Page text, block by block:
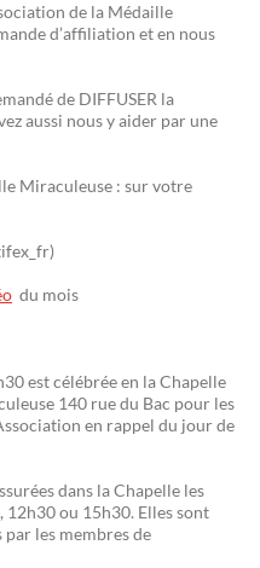
de la Médaille
d’affiliation et en nous
de DIFFUSER la
aussi nous y aider par une
Miraculeuse : sur votre
du mois
est célébrée en la Chapelle
140 rue du Bac pour les
en rappel du jour de
dans la Chapelle les
12h30 ou 15h30. Elles sont
les membres de